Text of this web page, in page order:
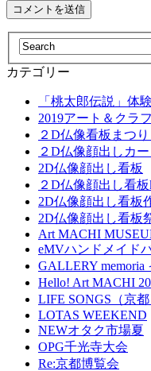
カテゴリー
「桃太郎伝説」体
2019アート＆クラ
２D仏像看板まつり
２D仏像顔出しカー
2D仏像顔出し看板
２D仏像顔出し看
2D仏像顔出し看板
2D仏像顔出し看板
Art MACHI
eMVハンドメイド
GALLERY memoria
Hello! Art MACHI
LIFE SONGS（京都
LOTAS WEEKEND
NEWオタク市場夏
OPG千光寺大会
Re:京都博覧会